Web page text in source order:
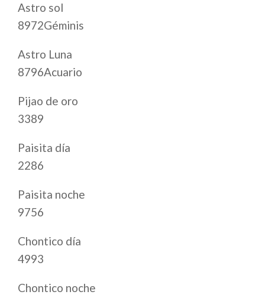
Astro sol
8972Géminis
Astro Luna
8796Acuario
Pijao de oro
3389
Paisita día
2286
Paisita noche
9756
Chontico día
4993
Chontico noche